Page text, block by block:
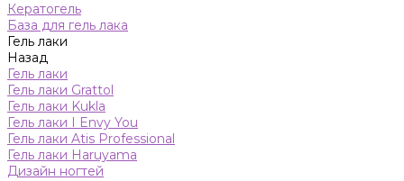
Кератогель
База для гель лака
Гель лаки
Назад
Гель лаки
Гель лаки Grattol
Гель лаки Kukla
Гель лаки I Envy You
Гель лаки Atis Professional
Гель лаки Haruyama
Дизайн ногтей